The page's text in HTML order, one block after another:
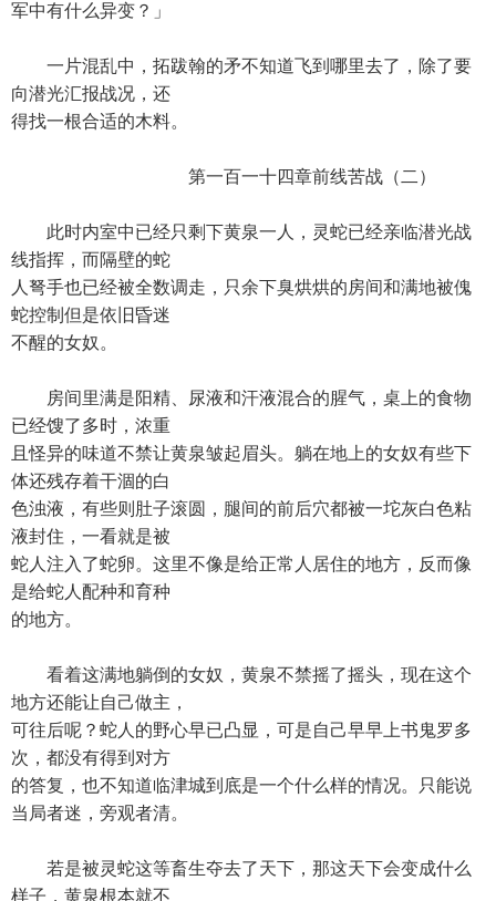
军中有什么异变？」
一片混乱中，拓跋翰的矛不知道飞到哪里去了，除了要
向潜光汇报战况，还
得找一根合适的木料。
第一百一十四章前线苦战（二）
此时内室中已经只剩下黄泉一人，灵蛇已经亲临潜光战
线指挥，而隔壁的蛇
人弩手也已经被全数调走，只余下臭烘烘的房间和满地被傀
蛇控制但是依旧昏迷
不醒的女奴。
房间里满是阳精、尿液和汗液混合的腥气，桌上的食物
已经馊了多时，浓重
且怪异的味道不禁让黄泉皱起眉头。躺在地上的女奴有些下
体还残存着干涸的白
色浊液，有些则肚子滚圆，腿间的前后穴都被一坨灰白色粘
液封住，一看就是被
蛇人注入了蛇卵。这里不像是给正常人居住的地方，反而像
是给蛇人配种和育种
的地方。
看着这满地躺倒的女奴，黄泉不禁摇了摇头，现在这个
地方还能让自己做主，
可往后呢？蛇人的野心早已凸显，可是自己早早上书鬼罗多
次，都没有得到对方
的答复，也不知道临津城到底是一个什么样的情况。只能说
当局者迷，旁观者清。
若是被灵蛇这等畜生夺去了天下，那这天下会变成什么
样子，黄泉根本就不